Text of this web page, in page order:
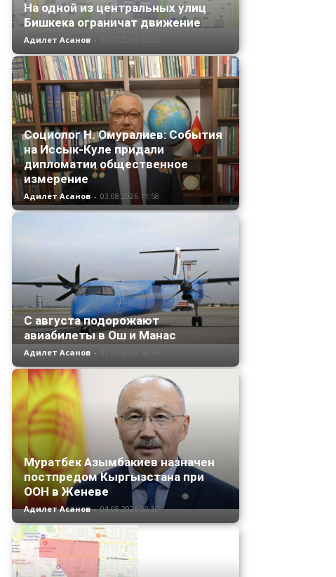
На одной из центральных улиц
Бишкека ограничат движение
Адилет Асанов - 30.07.2026 10:23
Социолог Н. Омуралиев: События
на Иссык-Куле придали
дипломатии общественное
измерение
Адилет Асанов - 03.08.2026 11:58
С августа подорожают
авиабилеты в Ош и Манас
Адилет Асанов - 31.07.2026 10:34
Муратбек Азымбакиев назначен
постпредом Кыргызстана при
ООН в Женеве
Адилет Асанов - 04.08.2026 09:30